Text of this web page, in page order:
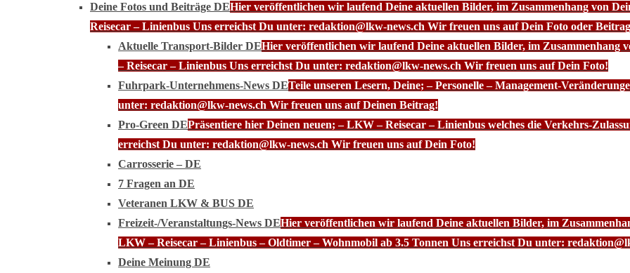
Deine Fotos und Beiträge DEHier veröffentlichen wir laufend Deine aktuellen Bilder, im Zusammenhang von
Reisecar – Linienbus Uns erreichst Du unter: redaktion@lkw-news.ch Wir freuen uns auf Dein Foto oder
Aktuelle Transport-Bilder DEHier veröffentlichen wir laufend Deine aktuellen Bilder, im
– Reisecar – Linienbus Uns erreichst Du unter: redaktion@lkw-news.ch Wir freuen uns auf Dein Foto!
Fuhrpark-Unternehmens-News DETeile unseren Lesern, Deine; – Personelle – Management-
unter: redaktion@lkw-news.ch Wir freuen uns auf Deinen Beitrag!
Pro-Green DEPräsentiere hier Deinen neuen; – LKW – Reisecar – Linienbus welches die Verkehrs-
erreichst Du unter: redaktion@lkw-news.ch Wir freuen uns auf Dein Foto!
Carrosserie – DE
7 Fragen an DE
Veteranen LKW & BUS DE
Freizeit-/Veranstaltungs-News DEHier veröffentlichen wir laufend Deine aktuellen Bilder, im
LKW – Reisecar – Linienbus – Oldtimer – Wohnmobil ab 3.5 Tonnen Uns erreichst Du unter:
Deine Meinung DE